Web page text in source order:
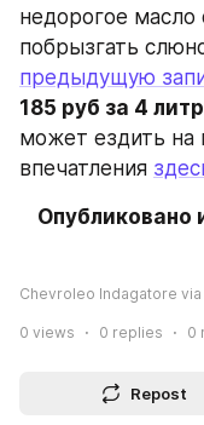
недорогое масло
предыдущую
185 руб за 4
может ездить на
впечатления
Опубликовано
Chevroleo Indagatore via
0 views 0 replies 0
Repost